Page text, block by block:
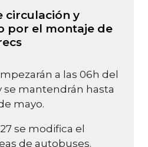
circulación y
por el montaje de
a las 06h del
se mantendrán hasta
mayo.
se modifica el
de autobuses.